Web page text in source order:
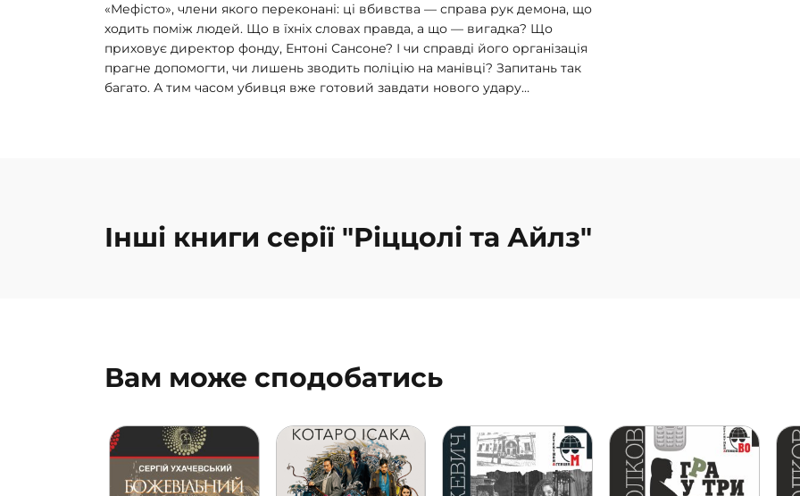
«Мефісто», члени якого переконані: ці вбивства — справа рук демона, що
ходить поміж людей. Що в їхніх словах правда, а що — вигадка? Що
приховує директор фонду, Ентоні Сансоне? І чи справді його організація
прагне допомогти, чи лишень зводить поліцію на манівці? Запитань так
багато. А тим часом убивця вже готовий завдати нового удару…
Інші книги серії "Ріццолі та Айлз"
Вам може сподобатись